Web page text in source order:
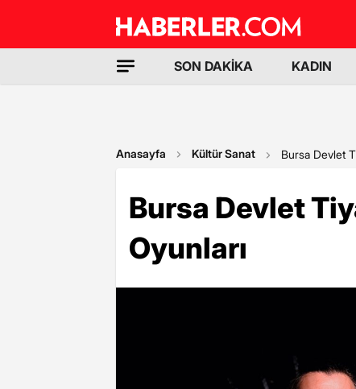
SON DAKİKA KADIN
Anasayfa Kültür Sanat Bursa Devlet
Bursa Devlet
Oyunları